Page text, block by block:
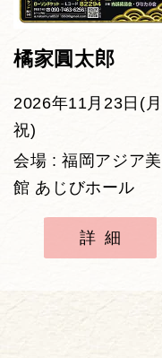
橘家圓太郎
2026年11月23日(月
祝)
会場 : 福岡アジア
館 あじびホール
詳細